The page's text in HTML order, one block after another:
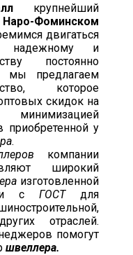
крупнейший
Фоминском
двигаться
надежному и
постоянно
мы предлагаем
которое
скидок на
минимизацией
приобретенной у
.
компании
широкий
изготовленной
с ГОСТдля
отраслей.
помогут
швеллера.